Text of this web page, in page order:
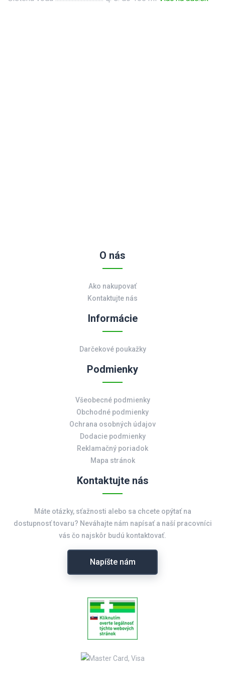
O nás
Ako nakupovať
Kontaktujte nás
Informácie
Darčekové poukažky
Podmienky
Všeobecné podmienky
Obchodné podmienky
Ochrana osobných údajov
Dodacie podmienky
Reklamačný poriadok
Mapa stránok
Kontaktujte nás
Máte otázky, sťažnosti alebo sa chcete opýtať na
dostupnosť tovaru? Neváhajte nám napísať a naší pracovníci
vás čo najskôr budú kontaktovať.
Napíšte nám